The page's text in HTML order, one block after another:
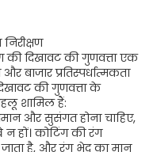
दिखावट की गुणवत्ता एक
बाजार प्रतिस्पर्धात्मकता
की गुणवत्ता के
शामिल हैं:
और सुसंगत होना चाहिए,
हों। कोटिंग की रंग
जाता है, और रंग भेद का मान